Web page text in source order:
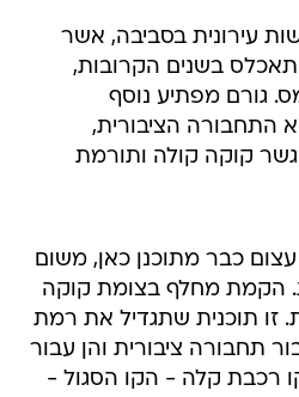
עירונית בסביבה, אשר
בשנים הקרובות,
גורם מפתיע נוסף
התחבורה הציבורית,
קוקה קולה ותורמת
כבר מתוכנן כאן, משום
הקמת מחלף בצומת קוקה
זו תוכנית שתגדיל את רמת
4, הן עבור תחבורה ציבורית והן עבור
רכבת קלה - הקו הסגול -